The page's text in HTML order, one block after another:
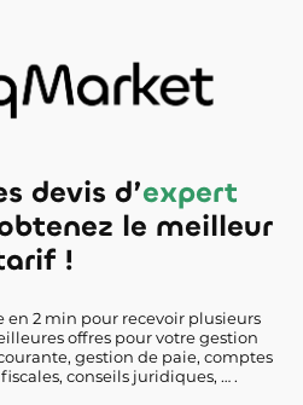
devis d’expert
le meilleur
!
en 2 min pour recevoir plusieurs
offres pour votre gestion
gestion de paie, comptes
conseils juridiques, … .